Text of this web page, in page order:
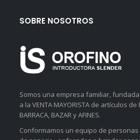
SOBRE NOSOTROS
Somos una empresa familiar,
a la VENTA MAYORISTA de artículos de
BARRACA, BAZAR y AFINES.
Conformamos un equipo de personas